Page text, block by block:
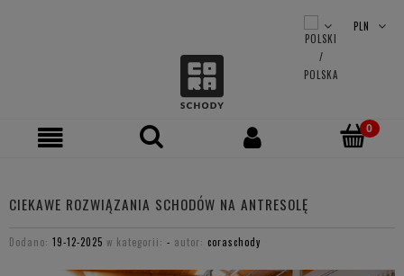
CIEKAWE ROZWIĄZANIA SCHODÓW NA ANTRESOLĘ
Dodano: 19-12-2025 w kategorii: - autor: coraschody